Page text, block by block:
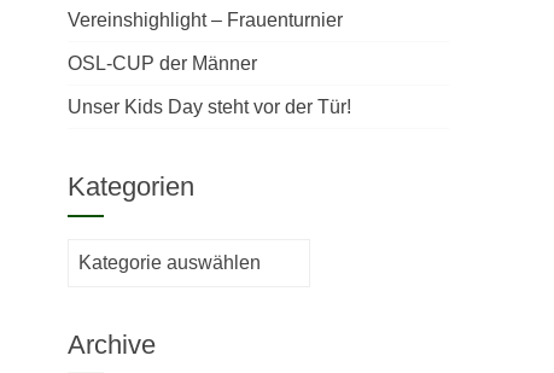
Vereinshighlight – Frauenturnier
OSL-CUP der Männer
Unser Kids Day steht vor der Tür!
Kategorien
Kategorien
Archive